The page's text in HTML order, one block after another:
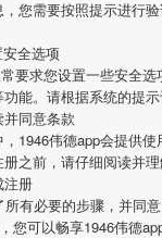
您需要按照提示进行
全选项
要求您设置一些安全
能。请根据系统的提
同意条款
1946伟德app会提供使
之前，请仔细阅读并
注册
有必要的步骤，并同
您可以畅享1946伟德